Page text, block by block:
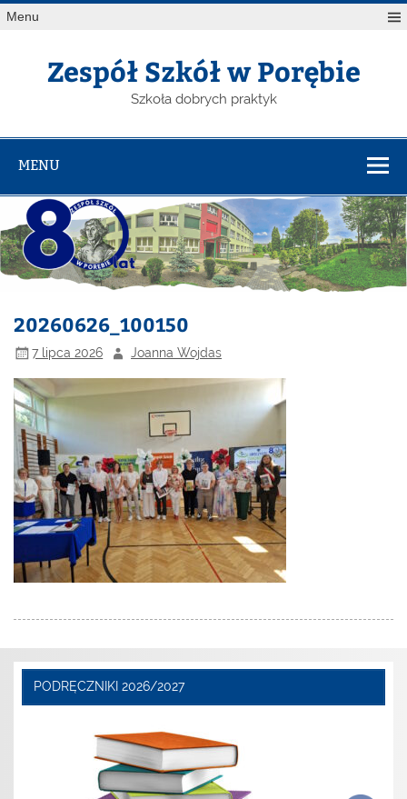
Menu
Zespół Szkół w Porębie
Szkoła dobrych praktyk
MENU
20260626_100150
7 lipca 2026 Joanna Wojdas
PODRĘCZNIKI 2026/2027